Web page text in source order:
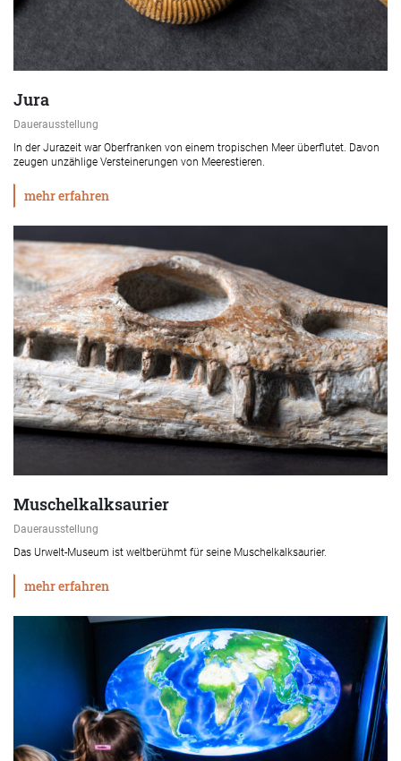
Jura
Dauerausstellung
In der Jurazeit war Oberfranken von einem tropischen Meer überflutet. Davon
zeugen unzählige Versteinerungen von Meerestieren.
mehr erfahren
Muschelkalksaurier
Dauerausstellung
Das Urwelt-Museum ist weltberühmt für seine Muschelkalksaurier.
mehr erfahren